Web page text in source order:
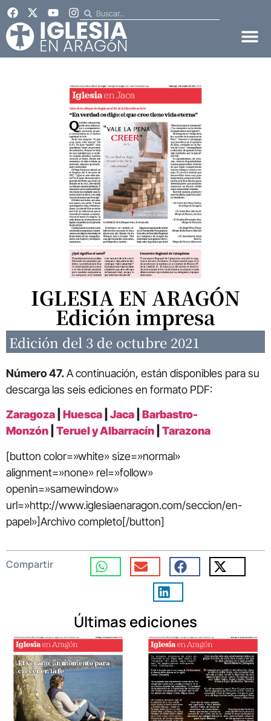
IGLESIA EN ARAGÓN
Edición impresa
Edición del 3 de octubre 2021
Número 47.A continuación, están disponibles para su
descarga las seis ediciones en formato PDF:
Zaragoza
Huesca Jaca
Barbastro-
Monzón
Teruel y Albarracín
Tarazona
[button color=»white» size=»normal»
alignment=»none» rel=»follow»
openin=»samewindow»
url=»http://www.iglesiaenaragon.com/seccion/en-
papel»]Archivo completo[/button]
Compartir
Últimas ediciones